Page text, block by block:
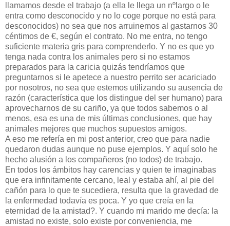
llamamos desde el trabajo (a ella le llega un nºlargo o le
entra como desconocido y no lo coge porque no está para
desconocidos) no sea que nos arruinemos al gastarnos 30
céntimos de €, según el contrato. No me entra, no tengo
suficiente materia gris para comprenderlo. Y no es que yo
tenga nada contra los animales pero si no estamos
preparados para la caricia quizás tendríamos que
preguntarnos si le apetece a nuestro perrito ser acariciado
por nosotros, no sea que estemos utilizando su ausencia de
razón (característica que los distingue del ser humano) para
aprovecharnos de su cariño, ya que todos sabemos o al
menos, esa es una de mis últimas conclusiones, que hay
animales mejores que muchos supuestos amigos.
A eso me refería en mi post anterior, creo que para nadie
quedaron dudas aunque no puse ejemplos. Y aquí solo he
hecho alusión a los compañeros (no todos) de trabajo.
En todos los ámbitos hay carencias y quien te imaginabas
que era infinitamente cercano, leal y estaba ahí, al pie del
cañón para lo que te sucediera, resulta que la gravedad de
la enfermedad todavía es poca. Y yo que creía en la
eternidad de la amistad?. Y cuando mi marido me decía: la
amistad no existe, solo existe por conveniencia, me